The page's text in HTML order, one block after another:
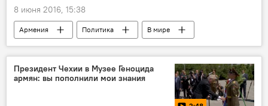
8 июня 2016, 15:38
Армения Политика
В мире
Россия
Президент Чехии в Музее Геноцида
армян: вы пополнили мои знания